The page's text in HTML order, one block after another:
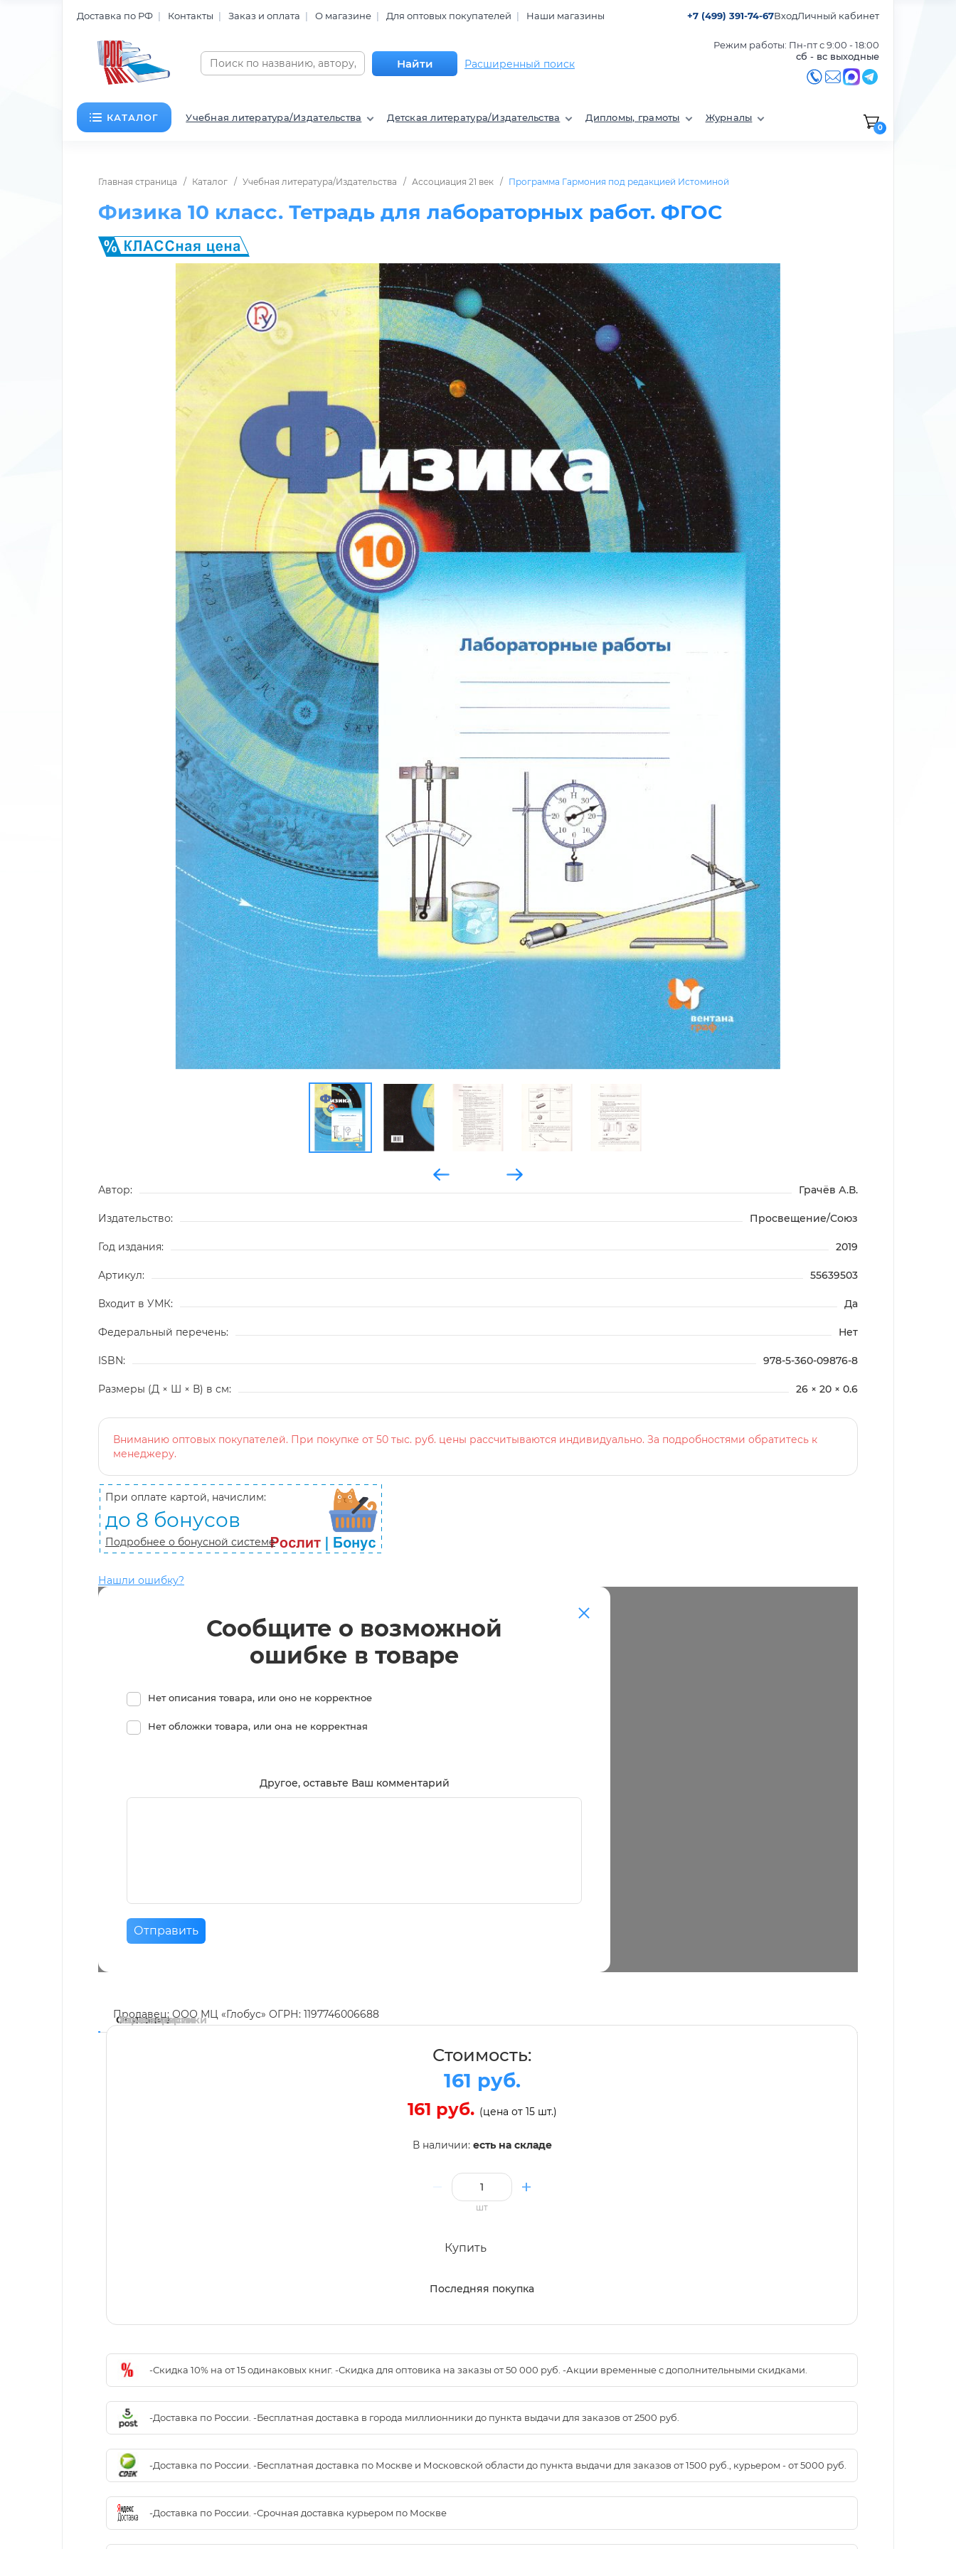
Доставка по РФ Контакты Заказ и оплата О магазине Для оптовых покупателей Наши магазины +7 (499) 391-74-67ВходЛичный кабинет
Найти Расширенный поиск
Режим работы: Пн-пт с 9:00 - 18:00
сб - вс выходные
КАТАЛОГ Учебная литература/Издательства Детская литература/Издательства Дипломы, грамоты Журналы
0
Главная страница Каталог Учебная литература/Издательства Ассоциация 21 век Программа Гармония под редакцией Истоминой
Физика 10 класс. Тетрадь для лабораторных работ. ФГОС
Автор: Грачёв А.В.
Издательство: Просвещение/Союз
Год издания: 2019
Артикул: 55639503
Входит в УМК: Да
Федеральный перечень: Нет
ISBN: 978-5-360-09876-8
Размеры (Д × Ш × В) в см: 26 × 20 × 0.6
Вниманию оптовых покупателей. При покупке от 50 тыс. руб. цены рассчитываются индивидуально. За подробностями обратитесь к
менеджеру.
При оплате картой, начислим:
до 8 бонусов
Подробнее о бонусной системе
Нашли ошибку?
Сообщите о возможной
ошибке в товаре
Нет описания товара, или оно не корректное
Нет обложки товара, или она не корректная
Другое, оставьте Ваш комментарий
Отправить
Продавец: ООО МЦ «Глобус» ОГРН: 1197746006688
Стоимость:
161 руб.
161 руб. (цена от 15 шт.)
В наличии: есть на складе
шт
Купить
Последняя покупка
-Скидка 10% на от 15 одинаковых книг. -Скидка для оптовика на заказы от 50 000 руб. -Акции временные с дополнительными скидками.
-Доставка по России. -Бесплатная доставка в города миллионники до пункта выдачи для заказов от 2500 руб.
-Доставка по России. -Бесплатная доставка по Москве и Московской области до пункта выдачи для заказов от 1500 руб., курьером - от 5000 руб.
-Доставка по России. -Срочная доставка курьером по Москве
Описание
Характеристики
Комментарии